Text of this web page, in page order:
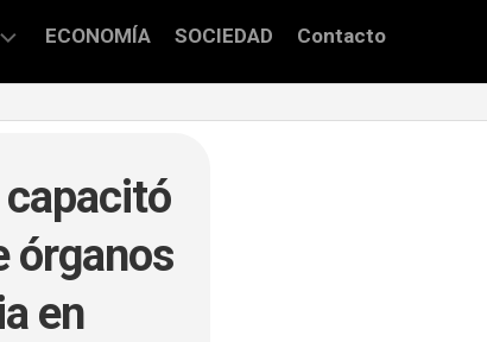
ECONOMÍA SOCIEDAD Contacto
capacitó
órganos
en